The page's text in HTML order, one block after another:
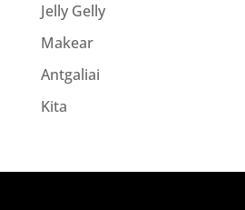
Jelly Gelly
Makear
Antgaliai
Kita